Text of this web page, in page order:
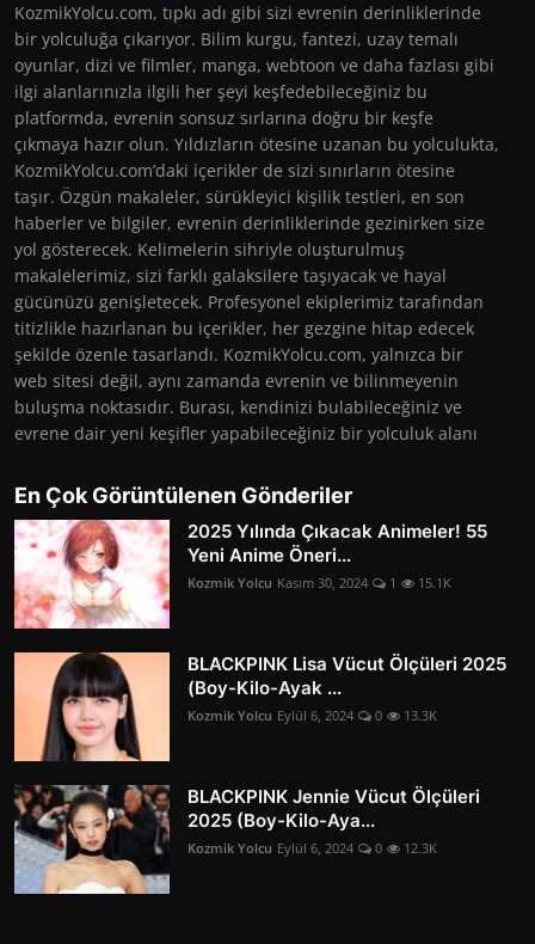
KozmikYolcu.com, tıpkı adı gibi sizi evrenin derinliklerinde
bir yolculuğa çıkarıyor. Bilim kurgu, fantezi, uzay temalı
oyunlar, dizi ve filmler, manga, webtoon ve daha fazlası gibi
ilgi alanlarınızla ilgili her şeyi keşfedebileceğiniz bu
platformda, evrenin sonsuz sırlarına doğru bir keşfe
çıkmaya hazır olun. Yıldızların ötesine uzanan bu yolculukta,
KozmikYolcu.com’daki içerikler de sizi sınırların ötesine
taşır. Özgün makaleler, sürükleyici kişilik testleri, en son
haberler ve bilgiler, evrenin derinliklerinde gezinirken size
yol gösterecek. Kelimelerin sihriyle oluşturulmuş
makalelerimiz, sizi farklı galaksilere taşıyacak ve hayal
gücünüzü genişletecek. Profesyonel ekiplerimiz tarafından
titizlikle hazırlanan bu içerikler, her gezgine hitap edecek
şekilde özenle tasarlandı. KozmikYolcu.com, yalnızca bir
web sitesi değil, aynı zamanda evrenin ve bilinmeyenin
buluşma noktasıdır. Burası, kendinizi bulabileceğiniz ve
evrene dair yeni keşifler yapabileceğiniz bir yolculuk alanı
En Çok Görüntülenen Gönderiler
2025 Yılında Çıkacak Animeler! 55
Yeni Anime Öneri...
Kozmik Yolcu Kasım 30, 2024 1 15.1K
BLACKPINK Lisa Vücut Ölçüleri 2025
(Boy-Kilo-Ayak ...
Kozmik Yolcu Eylül 6, 2024 0 13.3K
BLACKPINK Jennie Vücut Ölçüleri
2025 (Boy-Kilo-Aya...
Kozmik Yolcu Eylül 6, 2024 0 12.3K